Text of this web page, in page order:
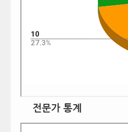
전문가 통계